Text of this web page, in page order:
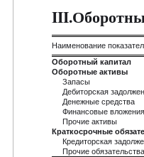
Наименование
Оборотный капитал
Оборотные активы
Запасы
Дебиторская
Денежные средства
Финансовые вложения
Прочие активы
Краткосрочные
Кредиторская
Прочие обязательства